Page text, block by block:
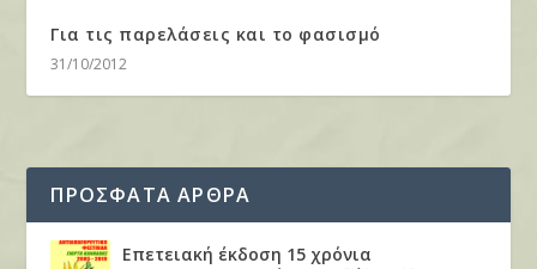
Για τις παρελάσεις και το φασισμό
31/10/2012
ΠΡΟΣΦΑΤΑ ΑΡΘΡΑ
Επετειακή έκδοση 15 χρόνια